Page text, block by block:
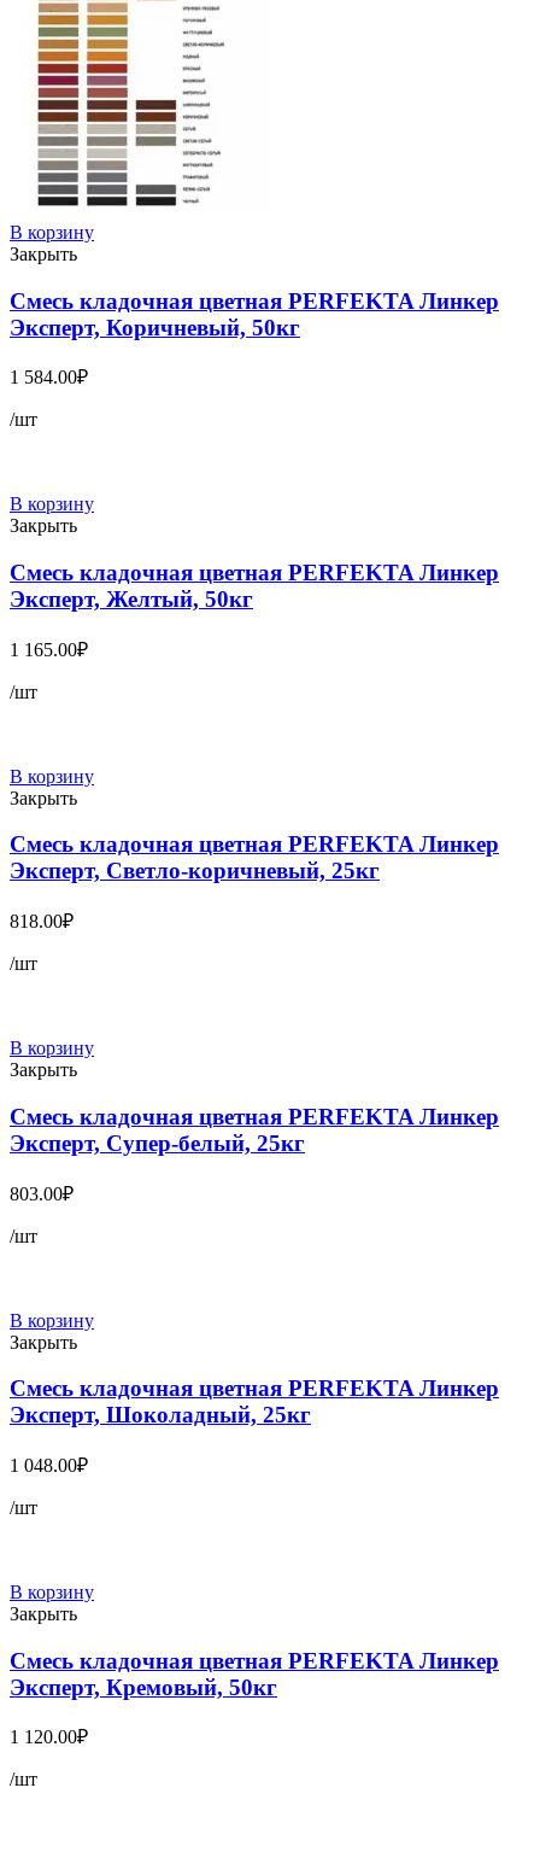
В корзину
Закрыть
Смесь кладочная цветная PERFEKTA Линкер
Эксперт, Коричневый, 50кг
1 584.00₽
/шт
В корзину
Закрыть
Смесь кладочная цветная PERFEKTA Линкер
Эксперт, Желтый, 50кг
1 165.00₽
/шт
В корзину
Закрыть
Смесь кладочная цветная PERFEKTA Линкер
Эксперт, Светло-коричневый, 25кг
818.00₽
/шт
В корзину
Закрыть
Смесь кладочная цветная PERFEKTA Линкер
Эксперт, Супер-белый, 25кг
803.00₽
/шт
В корзину
Закрыть
Смесь кладочная цветная PERFEKTA Линкер
Эксперт, Шоколадный, 25кг
1 048.00₽
/шт
В корзину
Закрыть
Смесь кладочная цветная PERFEKTA Линкер
Эксперт, Кремовый, 50кг
1 120.00₽
/шт